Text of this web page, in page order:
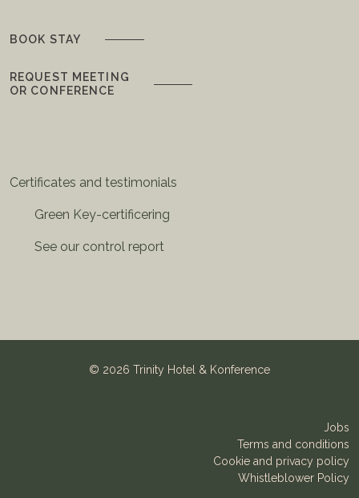
BOOK STAY
REQUEST MEETING
OR CONFERENCE
Certificates and testimonials
Green Key-certificering
See our control report
© 2026 Trinity Hotel & Konference
Jobs
Terms and conditions
Cookie and privacy policy
Whistleblower Policy